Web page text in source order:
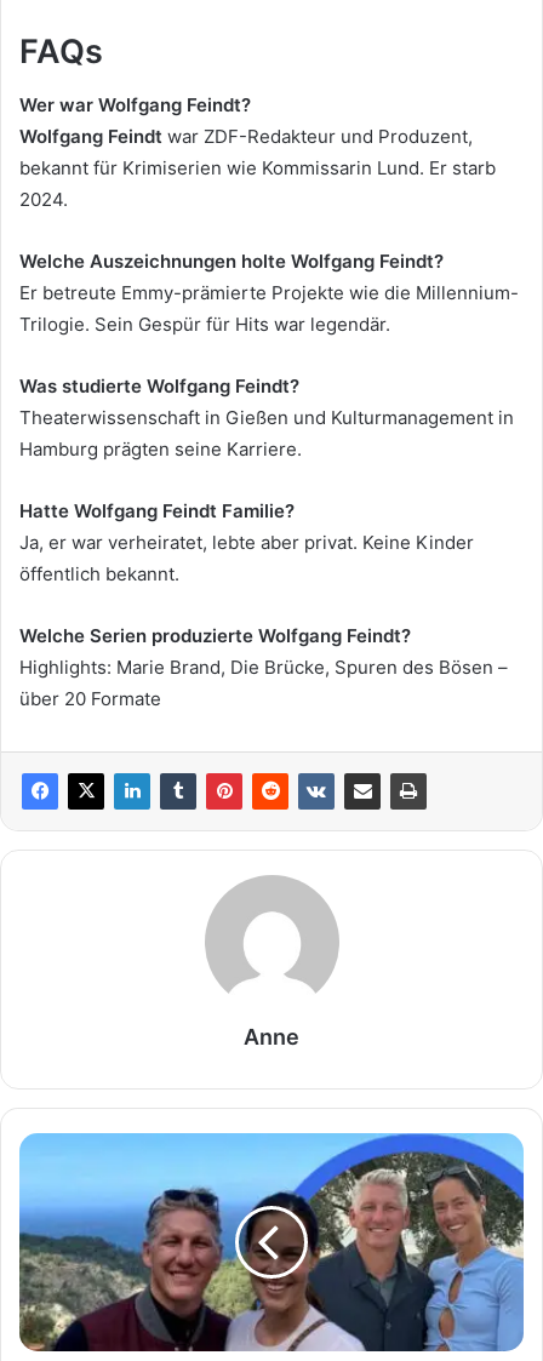
FAQs
Wer war Wolfgang Feindt?
Wolfgang Feindt war ZDF-Redakteur und Produzent,
bekannt für Krimiserien wie Kommissarin Lund. Er starb
2024.
Welche Auszeichnungen holte Wolfgang Feindt?
Er betreute Emmy-prämierte Projekte wie die Millennium-
Trilogie. Sein Gespür für Hits war legendär.
Was studierte Wolfgang Feindt?
Theaterwissenschaft in Gießen und Kulturmanagement in
Hamburg prägten seine Karriere.
Hatte Wolfgang Feindt Familie?
Ja, er war verheiratet, lebte aber privat. Keine Kinder
öffentlich bekannt.
Welche Serien produzierte Wolfgang Feindt?
Highlights: Marie Brand, Die Brücke, Spuren des Bösen –
über 20 Formate
Anne
Silva
Entscheidungen
und
ein
Leben
im
Umbruch